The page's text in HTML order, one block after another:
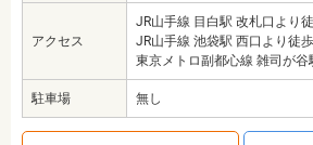
アクセス
JR山手線 目白駅 改札口より
JR山手線 池袋駅 西口より徒
東京メトロ副都心線 雑司が
駐車場 無し